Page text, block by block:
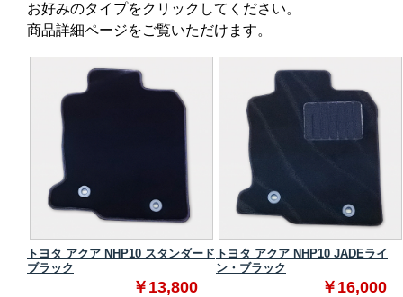
お好みのタイプをクリックしてください。
商品詳細ページをご覧いただけます。
トヨタ アクア NHP10 スタンダード
ブラック
￥13,800
トヨタ アクア NHP10 JADEライ
ン・ブラック
￥16,000